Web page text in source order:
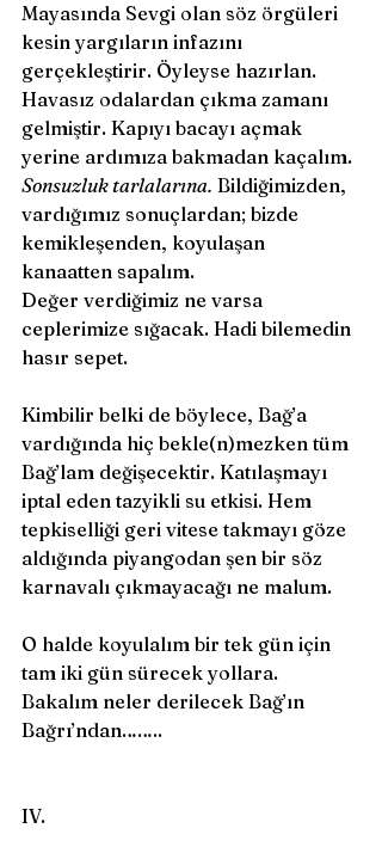
Mayasında Sevgi olan söz örgüleri
kesin yargıların infazını
gerçekleştirir. Öyleyse hazırlan.
Havasız odalardan çıkma zamanı
gelmiştir. Kapıyı bacayı açmak
yerine ardımıza bakmadan kaçalım.
Sonsuzluk tarlalarına. Bildiğimizden,
vardığımız sonuçlardan; bizde
kemikleşenden, koyulaşan
kanaatten sapalım.
Değer verdiğimiz ne varsa
ceplerimize sığacak. Hadi bilemedin
hasır sepet.
Kimbilir belki de böylece, Bağ’a
vardığında hiç bekle(n)mezken tüm
Bağ’lam değişecektir. Katılaşmayı
iptal eden tazyikli su etkisi. Hem
tepkiselliği geri vitese takmayı göze
aldığında piyangodan şen bir söz
karnavalı çıkmayacağı ne malum.
O halde koyulalım bir tek gün için
tam iki gün sürecek yollara.
Bakalım neler derilecek Bağ’ın
Bağrı’ndan……..
IV.